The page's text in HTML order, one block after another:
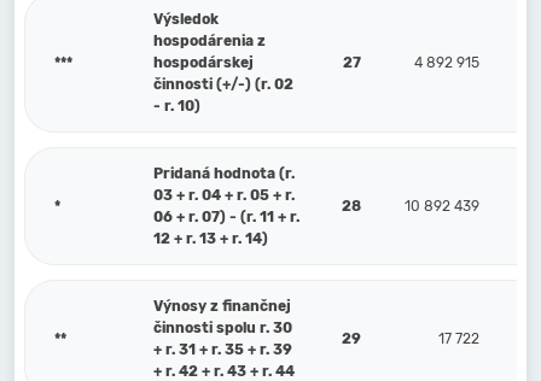
***
Výsledok
hospodárenia z
hospodárskej
činnosti (+/-) (r. 02
- r. 10)
27 4 892 915
*
Pridaná hodnota (r.
03 + r. 04 + r. 05 + r.
06 + r. 07) - (r. 11 + r.
12 + r. 13 + r. 14)
28 10 892 439
**
Výnosy z finančnej
činnosti spolu r. 30
+ r. 31 + r. 35 + r. 39
+ r. 42 + r. 43 + r. 44
29 17 722